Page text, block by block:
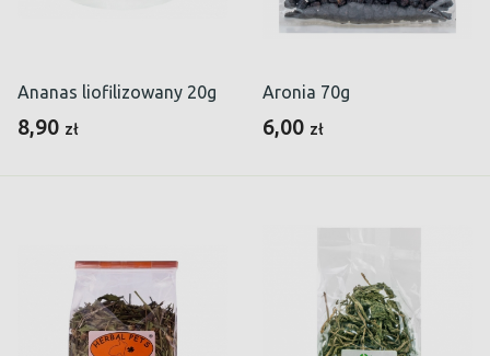
Ananas liofilizowany 20g
8,90 zł
Aronia 70g
6,00 zł